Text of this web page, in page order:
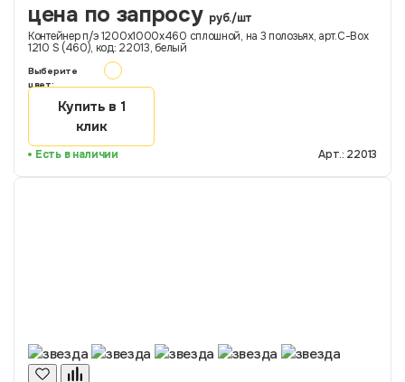
цена по запросу руб./шт
Контейнер п/э 1200х1000х460 сплошной, на 3 полозьях, арт.C-Box
1210 S (460), код: 22013, белый
Выберите
цвет:
Купить в 1
клик
Есть в наличии Арт.: 22013